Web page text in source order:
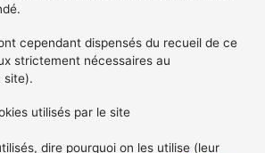
cependant dispensés du recueil de ce
strictement nécessaires au
site).
utilisés par le site
dire pourquoi on les utilise (leur